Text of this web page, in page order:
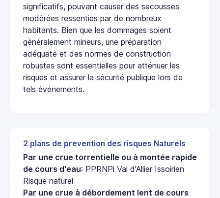
significatifs, pouvant causer des secousses
modérées ressenties par de nombreux
habitants. Bien que les dommages soient
généralement mineurs, une préparation
adéquate et des normes de construction
robustes sont essentielles pour atténuer les
risques et assurer la sécurité publique lors de
tels événements.
2 plans de prevention des risques Naturels
Par une crue torrentielle ou à montée rapide
de cours d'eau: PPRNPi Val d'Allier Issoirien
Risque naturel
Par une crue à débordement lent de cours